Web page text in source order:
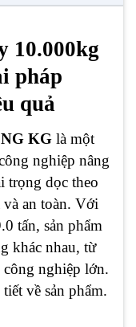
10.000kg
pháp
quả
KG là một
nghiệp nâng
trọng dọc theo
và an toàn. Với
tấn, sản phẩm
khác nhau, từ
công nghiệp lớn.
về sản phẩm.